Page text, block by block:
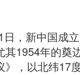
日，新中国成
其1954年的奠
》，以北纬17